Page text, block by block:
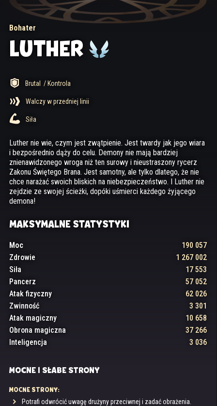
Bohater
LUTHER
Brutal / Kontrola
Walczy w przedniej linii
Siła
Luther nie wie, czym jest zwątpienie. Jest twardy jak jego wiara
i bezpośrednio dąży do celu. Demony nie mają bardziej
znienawidzonego wroga niż ten surowy i nieustraszony rycerz
Zakonu Świętego Brana. Jest samotny, ale tylko dlatego, że nie
chce narażać swoich bliskich na niebezpieczeństwo. I Luther nie
zejdzie ze swojej ścieżki, dopóki uśmierci każdego żyjącego
demona!
MAKSYMALNE STATYSTYKI
Moc
190 057
Zdrowie
1 267 002
Siła
17 553
Pancerz
57 052
Atak fizyczny
62 026
Zwinność
3 301
Atak magiczny
10 658
Obrona magiczna
37 266
Inteligencja
3 036
MOCNE I SŁABE STRONY
MOCNE STRONY:
Potrafi odwrócić uwagę drużyny przeciwnej i zadać obrażenia.